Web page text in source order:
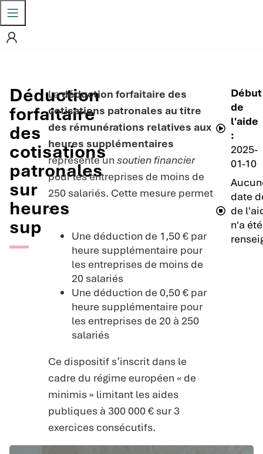
Déduction
forfaitaire
des
cotisations
patronales
sur
heures
sup
Ladéduction forfaitaire des
cotisations patronales au titre
des rémunérations relatives aux
heures supplémentaires
représente un soutien financier
pour les entreprises de moins de
250 salariés. Cette mesure permet
:
Une déduction de 1,50 € par
heure supplémentaire pour
les entreprises de moins de
20 salariés
Une déduction de 0,50 € par
heure supplémentaire pour
les entreprises de 20 à 250
salariés
Ce dispositif s’inscrit dans le
cadre du régime européen « de
minimis » limitant les aides
publiques à 300 000 € sur 3
exercices consécutifs.
Début
de
l'aide
:
2025-
01-10
date
de
n'a été